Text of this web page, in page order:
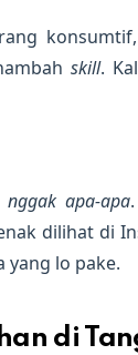
skill.
nggak apa-apa
dilihat di
yang lo pake.
di